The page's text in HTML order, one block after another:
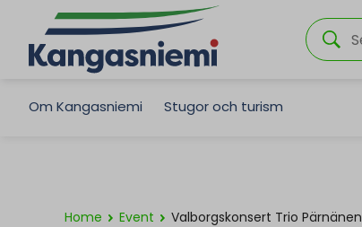
Om Kangasniemi Stugor och turism
Home Event Valborgskonsert Trio Pärnänen